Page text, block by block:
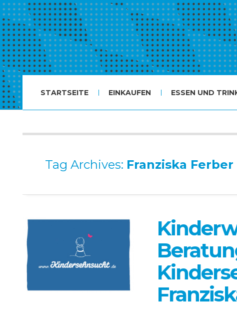
STARTSEITE EINKAUFEN ESSEN UND
Tag Archives: Franziska Ferber